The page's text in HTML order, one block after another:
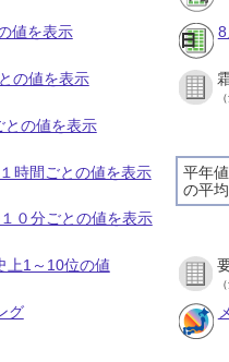
値を表示
の値を表示
との値を表示
平年
の平
時間ごとの値を表示
０分ごとの値を表示
上1～10位の値
グ